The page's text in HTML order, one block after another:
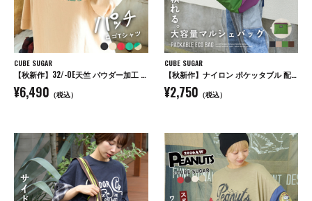
CUBE SUGAR
【秋新作】32/-OE天竺 パウダー加工 パッチロゴ 刺繍 Tシャツ
¥6,490 （税込）
CUBE SUGAR
【秋新作】ナイロン ポケッタブル 配色 マルシェ バッグ
¥2,750 （税込）